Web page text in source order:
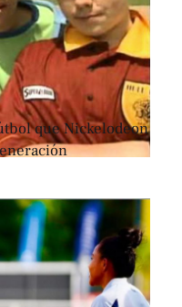
que Nickelodeon